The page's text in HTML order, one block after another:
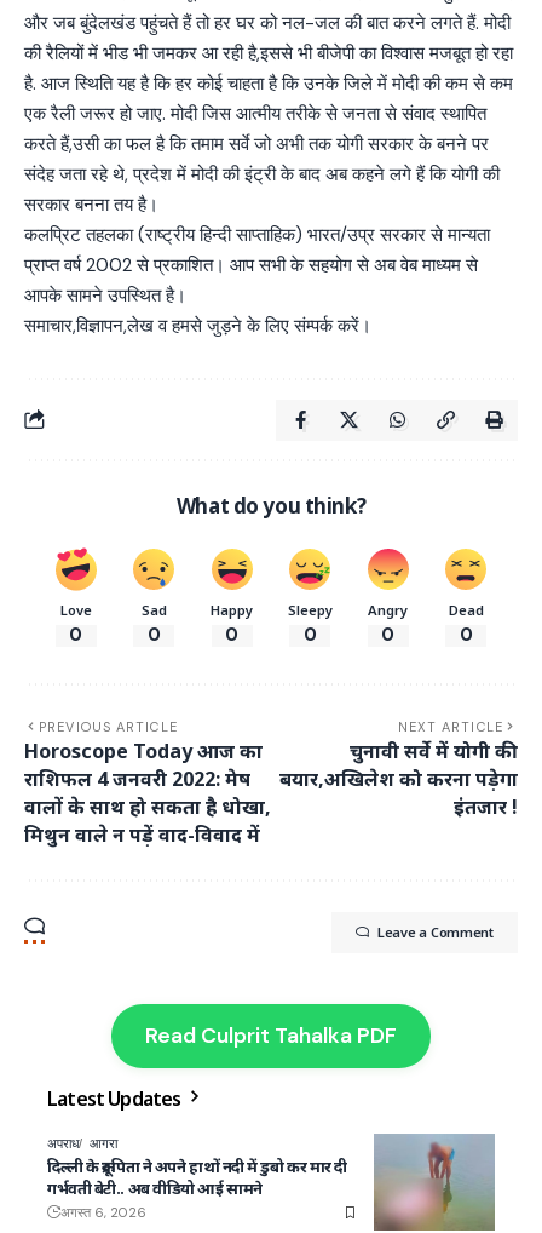
और जब बुंदेलखंड पहुंचते हैं तो हर घर को नल-जल की बात करने लगते हैं. मोदी
की रैलियों में भीड भी जमकर आ रही है,इससे भी बीजेपी का विश्वास मजबूत हो रहा
है. आज स्थिति यह है कि हर कोई चाहता है कि उनके जिले में मोदी की कम से कम
एक रैली जरूर हो जाए. मोदी जिस आत्मीय तरीके से जनता से संवाद स्थापित
करते हैं,उसी का फल है कि तमाम सर्वे जो अभी तक योगी सरकार के बनने पर
संदेह जता रहे थे, प्रदेश में मोदी की इंट्री के बाद अब कहने लगे हैं कि योगी की
सरकार बनना तय है।
कलप्रिट तहलका (राष्ट्रीय हिन्दी साप्ताहिक) भारत/उप्र सरकार से मान्यता
प्राप्त वर्ष 2002 से प्रकाशित। आप सभी के सहयोग से अब वेब माध्यम से
आपके सामने उपस्थित है।
समाचार,विज्ञापन,लेख व हमसे जुड़ने के लिए संम्पर्क करें।
What do you think?
Love
0
Sad
0
Happy
0
Sleepy
0
Angry
0
Dead
0
PREVIOUS ARTICLE
Horoscope Today आज का
राशिफल 4 जनवरी 2022: मेष
वालों के साथ हो सकता है धोखा,
मिथुन वाले न पड़ें वाद-विवाद में
NEXT ARTICLE
चुनावी सर्वे में योगी की
बयार,अखिलेश को करना पड़ेगा
इंतजार !
Leave a Comment
Read Culprit Tahalka PDF
Latest Updates
अपराध आगरा
दिल्ली के क्रूर पिता ने अपने हाथों नदी में डुबो कर मार दी
गर्भवती बेटी.. अब वीडियो आई सामने
अगस्त 6, 2026